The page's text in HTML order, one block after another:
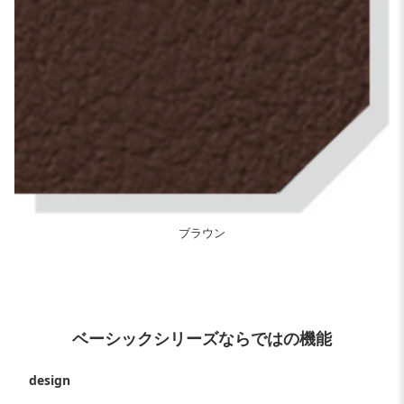
ブラウン
ベーシックシリーズならではの機能
design